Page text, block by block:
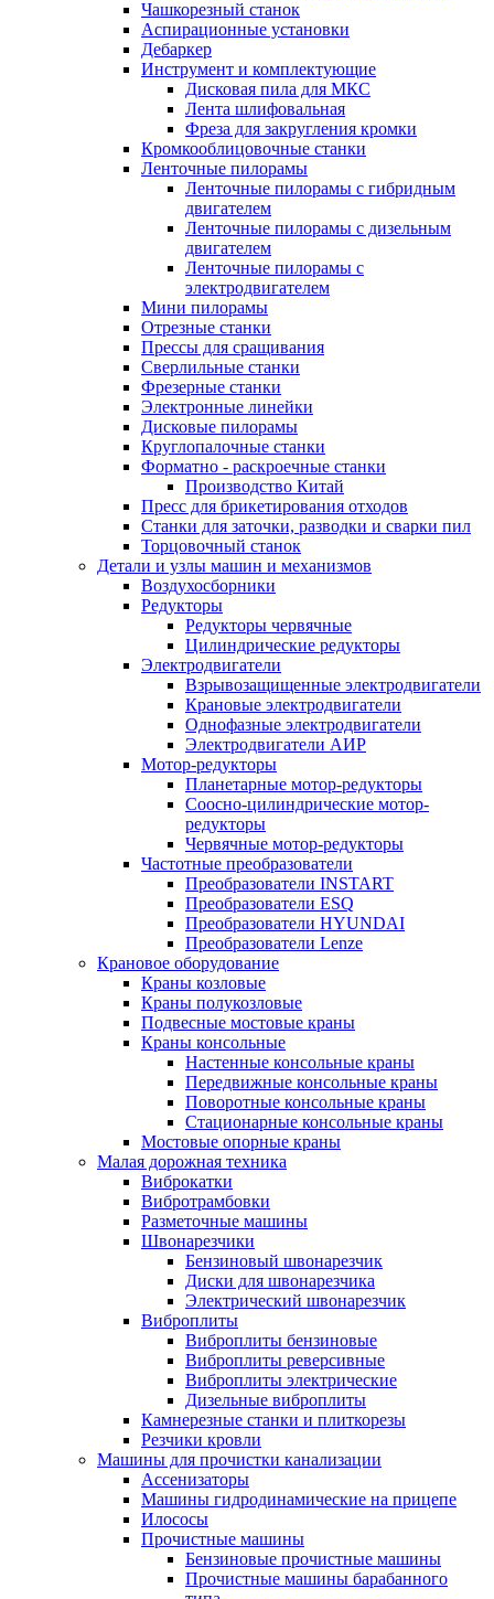
Чашкорезный станок
Аспирационные установки
Дебаркер
Инструмент и комплектующие
Дисковая пила для МКС
Лента шлифовальная
Фреза для закругления кромки
Кромкооблицовочные станки
Ленточные пилорамы
Ленточные пилорамы с гибридным
двигателем
Ленточные пилорамы с дизельным
двигателем
Ленточные пилорамы с
электродвигателем
Мини пилорамы
Отрезные станки
Прессы для сращивания
Сверлильные станки
Фрезерные станки
Электронные линейки
Дисковые пилорамы
Круглопалочные станки
Форматно - раскроечные станки
Производство Китай
Пресс для брикетирования отходов
Станки для заточки, разводки и сварки пил
Торцовочный станок
Детали и узлы машин и механизмов
Воздухосборники
Редукторы
Редукторы червячные
Цилиндрические редукторы
Электродвигатели
Взрывозащищенные электродвигатели
Крановые электродвигатели
Однофазные электродвигатели
Электродвигатели АИР
Мотор-редукторы
Планетарные мотор-редукторы
Соосно-цилиндрические мотор-
редукторы
Червячные мотор-редукторы
Частотные преобразователи
Преобразователи INSTART
Преобразователи ESQ
Преобразователи HYUNDAI
Преобразователи Lenze
Крановое оборудование
Краны козловые
Краны полукозловые
Подвесные мостовые краны
Краны консольные
Настенные консольные краны
Передвижные консольные краны
Поворотные консольные краны
Стационарные консольные краны
Мостовые опорные краны
Малая дорожная техника
Виброкатки
Вибротрамбовки
Разметочные машины
Швонарезчики
Бензиновый швонарезчик
Диски для швонарезчика
Электрический швонарезчик
Виброплиты
Виброплиты бензиновые
Виброплиты реверсивные
Виброплиты электрические
Дизельные виброплиты
Камнерезные станки и плиткорезы
Резчики кровли
Машины для прочистки канализации
Ассенизаторы
Машины гидродинамические на прицепе
Илососы
Прочистные машины
Бензиновые прочистные машины
Прочистные машины барабанного